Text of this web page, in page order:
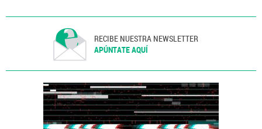
RECIBE NUESTRA NEWSLETTER
APÚNTATE AQUÍ